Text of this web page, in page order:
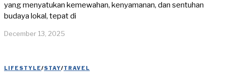
yang menyatukan kemewahan, kenyamanan, dan sentuhan
budaya lokal, tepat di
December 13, 2025
LIFESTYLE/STAY/TRAVEL